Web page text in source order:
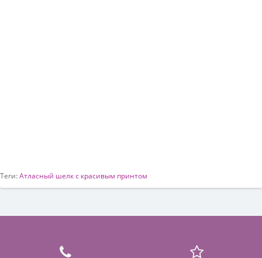
Теги:Атласный шелк с красивым принтом